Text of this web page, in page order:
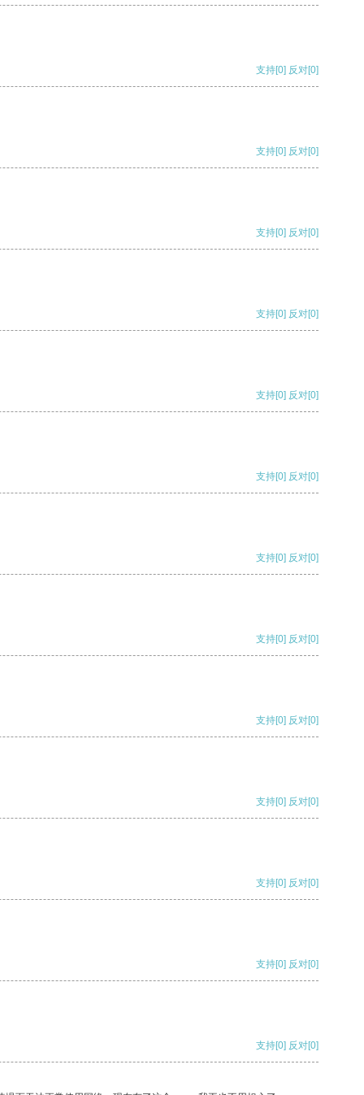
支持[0] 反对[0]
支持[0] 反对[0]
支持[0] 反对[0]
支持[0] 反对[0]
支持[0] 反对[0]
支持[0] 反对[0]
支持[0] 反对[0]
支持[0] 反对[0]
支持[0] 反对[0]
支持[0] 反对[0]
支持[0] 反对[0]
支持[0] 反对[0]
支持[0] 反对[0]